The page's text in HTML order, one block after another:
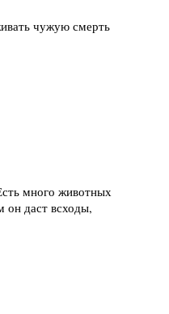
чужую смерть
много животных
он даст всходы,